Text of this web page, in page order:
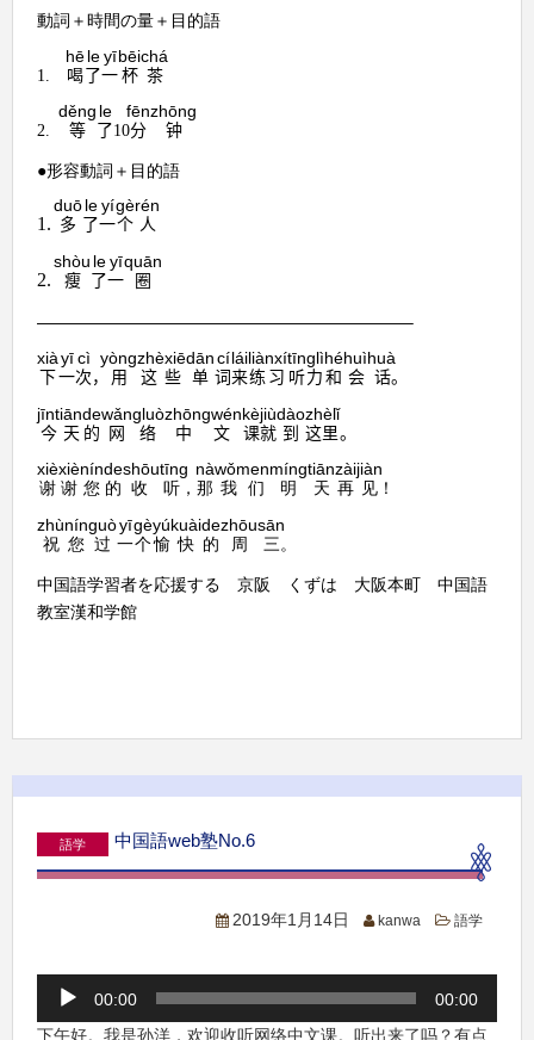
動詞＋時間の量＋目的語
1. 喝
hē
了
le
一
yī
杯
bēi
茶
chá
2. 等
děng
了
le
10分
fēn
钟
zhōng
●形容動詞＋目的語
1. 多
duō
了
le
一
yí
个
gè
人
rén
2. 瘦
shòu
了
le
一
yī
圈
quān
——————————————————————–
下
xià
一
yī
次
cì
，
用
yòng
这些
zhèxiē
单
dān
词
cí
来
lái
练习
liànxí
听力
tīnglì
和
hé
会话
huìhuà
。
今天
jīntiān
的
de
网络
wǎngluò
中文
zhōngwén
课
kè
就
jiù
到
dào
这里
zhèlǐ
。
谢谢
xièxiè
您
nín
的
de
收听
shōutīng
， 那
nà
我们
wǒmen
明
míng
天
tiān
再
zài
见
jiàn
！
祝
zhù
您
nín
过
guò
一
yī
个
gè
愉
yú
快
kuài
的
de
周
zhōu
三
sān
。
中国語学習者を応援する 京阪 くずは 大阪本町
中国語
教室漢和学館
語学 中国語web塾No.6
2019年1月14日 kanwa 語学
プ
00:00
00:00
下午好。我是孙洋，欢迎收听网络中文课。听出来了吗？有点